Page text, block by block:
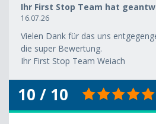
Ihr First Stop Team hat
16.07.26
Vielen Dank für das uns
die super Bewertung.
Ihr First Stop Team Weiach
10 / 10